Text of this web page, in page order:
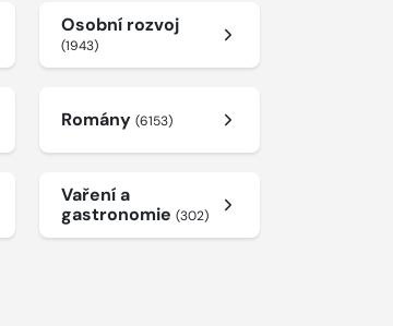
Osobní rozvoj
(1943)
Romány (6153)
Vaření a
gastronomie (302)